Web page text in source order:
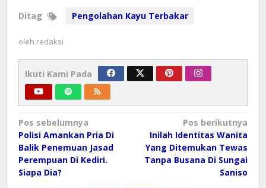
Ditag Pengolahan Kayu Terbakar
oleh redaksi
Ikuti Kami Pada
Navigasi
pos
Pos sebelumnya
Polisi Amankan Pria Di
Balik Penemuan Jasad
Perempuan Di Kediri.
Siapa Dia?
Pos berikutnya
Inilah Identitas Wanita
Yang Ditemukan Tewas
Tanpa Busana Di Sungai
Saniso